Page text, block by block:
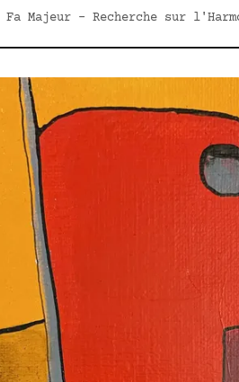
Fa Majeur - Recherche sur